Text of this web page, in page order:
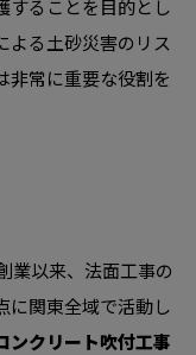
することを目的とし
よる土砂災害のリス
非常に重要な役割を
業以来、法面工事の
に関東全域で活動し
ンクリート吹付工事